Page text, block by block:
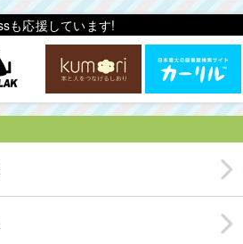
も応援しています!